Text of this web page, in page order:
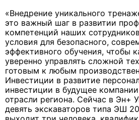
«Внедрение уникального
это важный шаг в развитии
компетенций наших
условия для безопасного,
эффективного обучения, чтобы
уверенно управлять сложной
готовым к любым
Инвестиции в развитие
инвестиции в будущее
отрасли региона. Сейчас в Эн+
девять экскаваторов типа ЭШ